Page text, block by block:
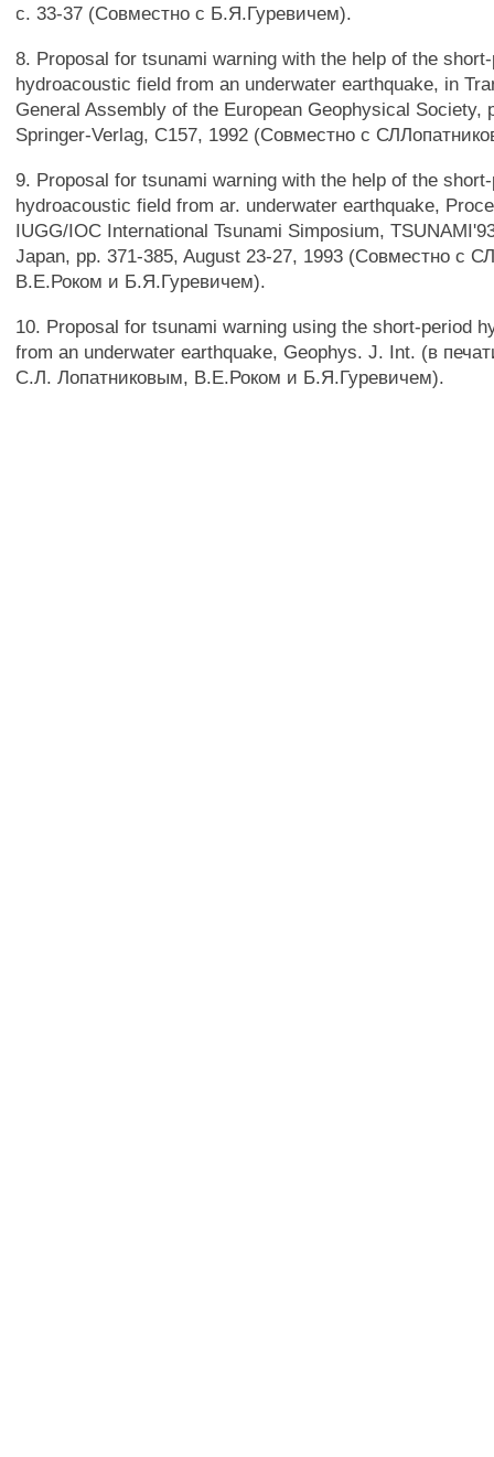
с. 33-37 (Совместно с Б.Я.Гуревичем).
8. Proposal for tsunami warning with the help of the
hydroacoustic field from an underwater earthquake, in
General Assembly of the European Geophysical Society,
Springer-Verlag, C157, 1992 (Совместно с
9. Proposal for tsunami warning with the help of the
hydroacoustic field from ar. underwater earthquake,
IUGG/IOC International Tsunami Simposium,
Japan, pp. 371-385, August 23-27, 1993 (Совместно с
В.Е.Роком и Б.Я.Гуревичем).
10. Proposal for tsunami warning using the short-period
from an underwater earthquake, Geophys. J. Int. (в
С.Л. Лопатниковым, В.Е.Роком и Б.Я.Гуревичем).